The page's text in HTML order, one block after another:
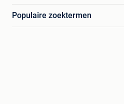
Populaire zoektermen